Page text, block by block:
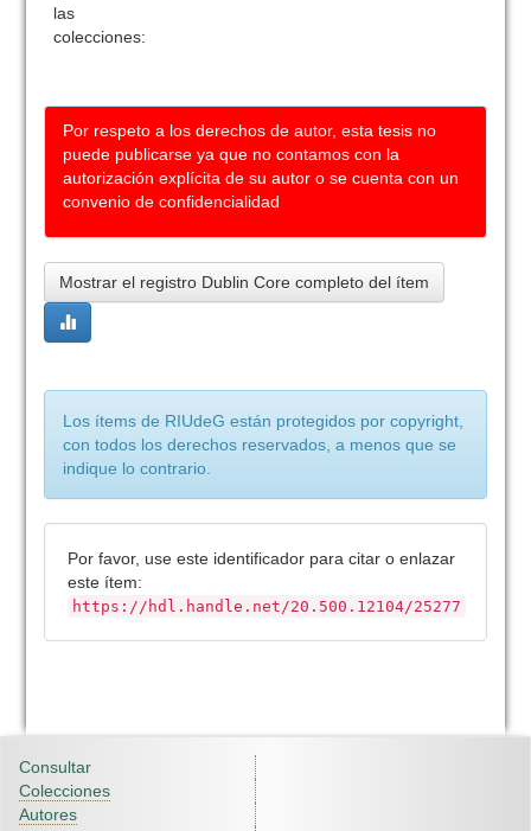
las
colecciones:
Por respeto a los derechos de autor, esta tesis no
puede publicarse ya que no contamos con la
autorización explícita de su autor o se cuenta con un
convenio de confidencialidad
Mostrar el registro Dublin Core completo del ítem
Los ítems de RIUdeG están protegidos por copyright,
con todos los derechos reservados, a menos que se
indique lo contrario.
Por favor, use este identificador para citar o enlazar
este ítem:
https://hdl.handle.net/20.500.12104/25277
Consultar
Colecciones
Autores